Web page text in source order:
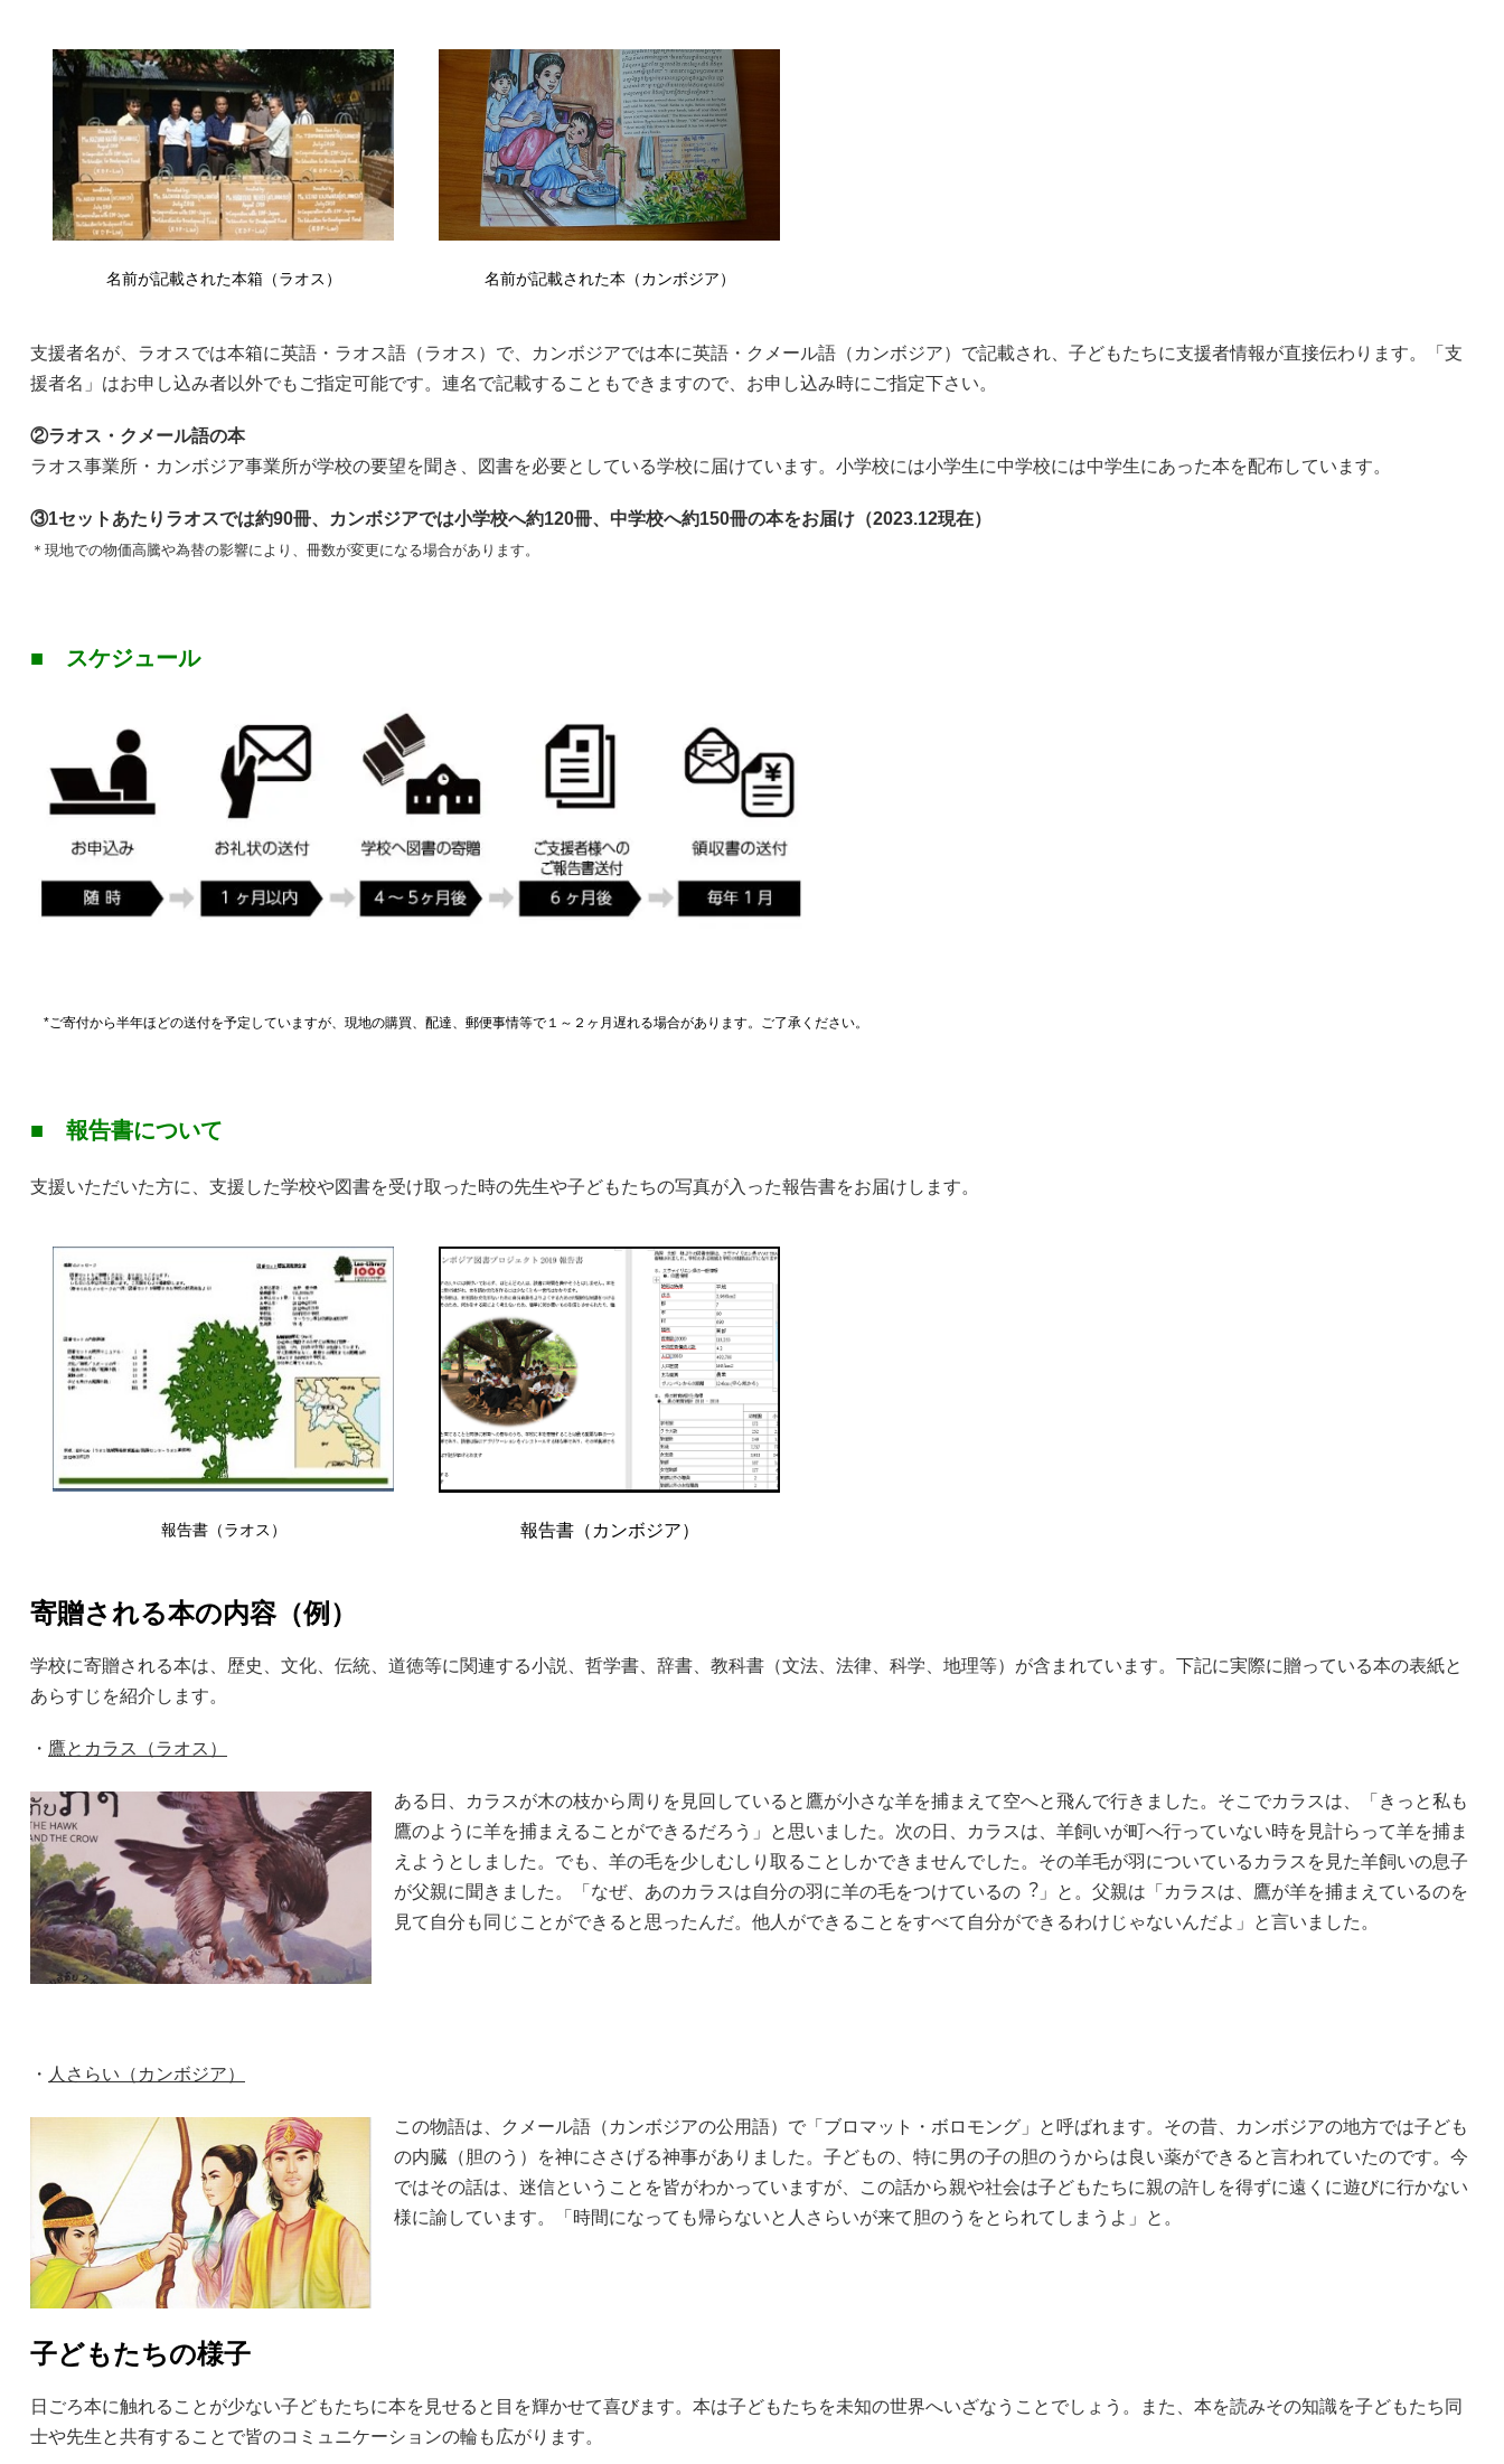
名前が記載された本箱（ラオス） 名前が記載された本（カンボジア）
支援者名が、ラオスでは本箱に英語・ラオス語（ラオス）で、カンボジアでは本に英語・クメール語（カンボジア）で記載され、子どもたちに支援者情報が直接伝わります。
「支
援者名」はお申し込み者以外でもご指定可能です。連名で記載することもできますので、お申し込み時にご指定下さい。
②ラオス・クメール語の本
ラオス事業所・カンボジア事業所が学校の要望を聞き、図書を必要としている学校に届けています。小学校には小学生に中学校には中学生にあった本を配布しています。
③1セットあたりラオスでは約90冊、カンボジアでは小学校へ約120冊、中学校へ約150冊の本をお届け（2023.12現在）
＊現地での物価高騰や為替の影響により、冊数が変更になる場合があります。
■ スケジュール
*ご寄付から半年ほどの送付を予定していますが、現地の購買、配達、郵便事情等で１～２ヶ月遅れる場合があります。ご了承ください。
■ 報告書について
支援いただいた方に、支援した学校や図書を受け取った時の先生や子どもたちの写真が入った報告書をお届けします。
報告書（ラオス） 報告書（カンボジア）
寄贈される本の内容（例）
学校に寄贈される本は、歴史、文化、伝統、道徳等に関連する小説、哲学書、辞書、教科書（文法、法律、科学、地理等）が含まれています。下記に実際に贈っている本の表紙と
あらすじを紹介します。
・ 鷹とカラス（ラオス）
ある⽇、カラスが⽊の枝から周りを⾒回していると鷹が⼩さな⽺を捕まえて空へと⾶んで⾏きました。そこでカラスは、「きっと私も
鷹のように⽺を捕まえることができるだろう」と思いました。次の⽇、カラスは、⽺飼いが町へ⾏っていない時を⾒計らって⽺を捕ま
えようとしました。でも、⽺の⽑を少しむしり取ることしかできませんでした。その⽺⽑が⽻についているカラスを⾒た⽺飼いの息⼦
が⽗親に聞きました。「なぜ、あのカラスは⾃分の⽻に⽺の⽑をつけているの︖」と。⽗親は「カラスは、鷹が⽺を捕まえているのを
⾒て⾃分も同じことができると思ったんだ。他⼈ができることをすべて⾃分ができるわけじゃないんだよ」と⾔いました。
・ 人さらい（カンボジア）
この物語は、クメール語（カンボジアの公⽤語）で「ブロマット・ボロモング」と呼ばれます。その昔、カンボジアの地⽅では⼦ども
の内臓（胆のう）を神にささげる神事がありました。⼦どもの、特に男の⼦の胆のうからは良い薬ができると⾔われていたのです。今
ではその話は、迷信ということを皆がわかっていますが、この話から親や社会は⼦どもたちに親の許しを得ずに遠くに遊びに⾏かない
様に諭しています。「時間になっても帰らないと⼈さらいが来て胆のうをとられてしまうよ」と。
子どもたちの様子
日ごろ本に触れることが少ない子どもたちに本を見せると目を輝かせて喜びます。本は子どもたちを未知の世界へいざなうことでしょう。また、本を読みその知識を子どもたち同
士や先生と共有することで皆のコミュニケーションの輪も広がります。